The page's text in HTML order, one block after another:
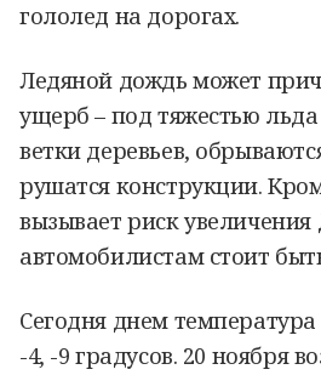
гололед на дорогах.
Ледяной дождь может
ущерб – под тяжестью
ветки деревьев,
рушатся конструкции.
вызывает риск увеличения
автомобилистам стоит
Сегодня днем температура
-4, -9 градусов. 20 ноября